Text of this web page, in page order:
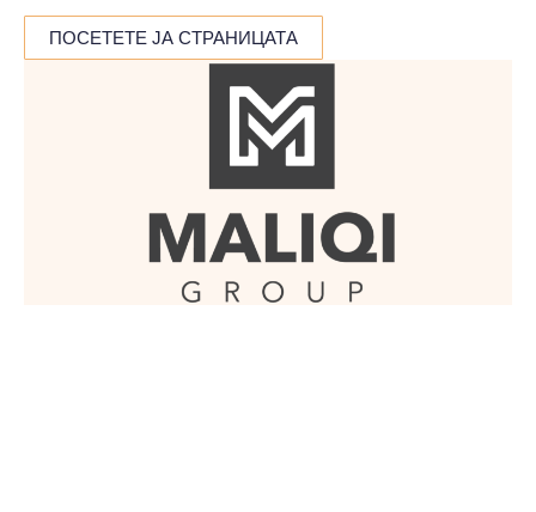
ПОСЕТЕТЕ ЈА СТРАНИЦАТА